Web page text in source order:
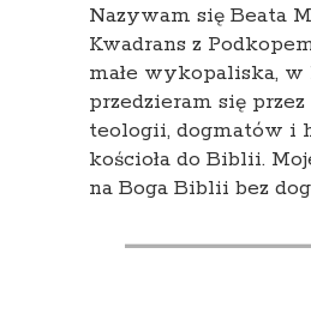
Nazywam się Beata
Kwadrans z
małe wykopaliska,
przedzieram się
teologii, dogmatów i
kościoła do Biblii.
na Boga Biblii bez